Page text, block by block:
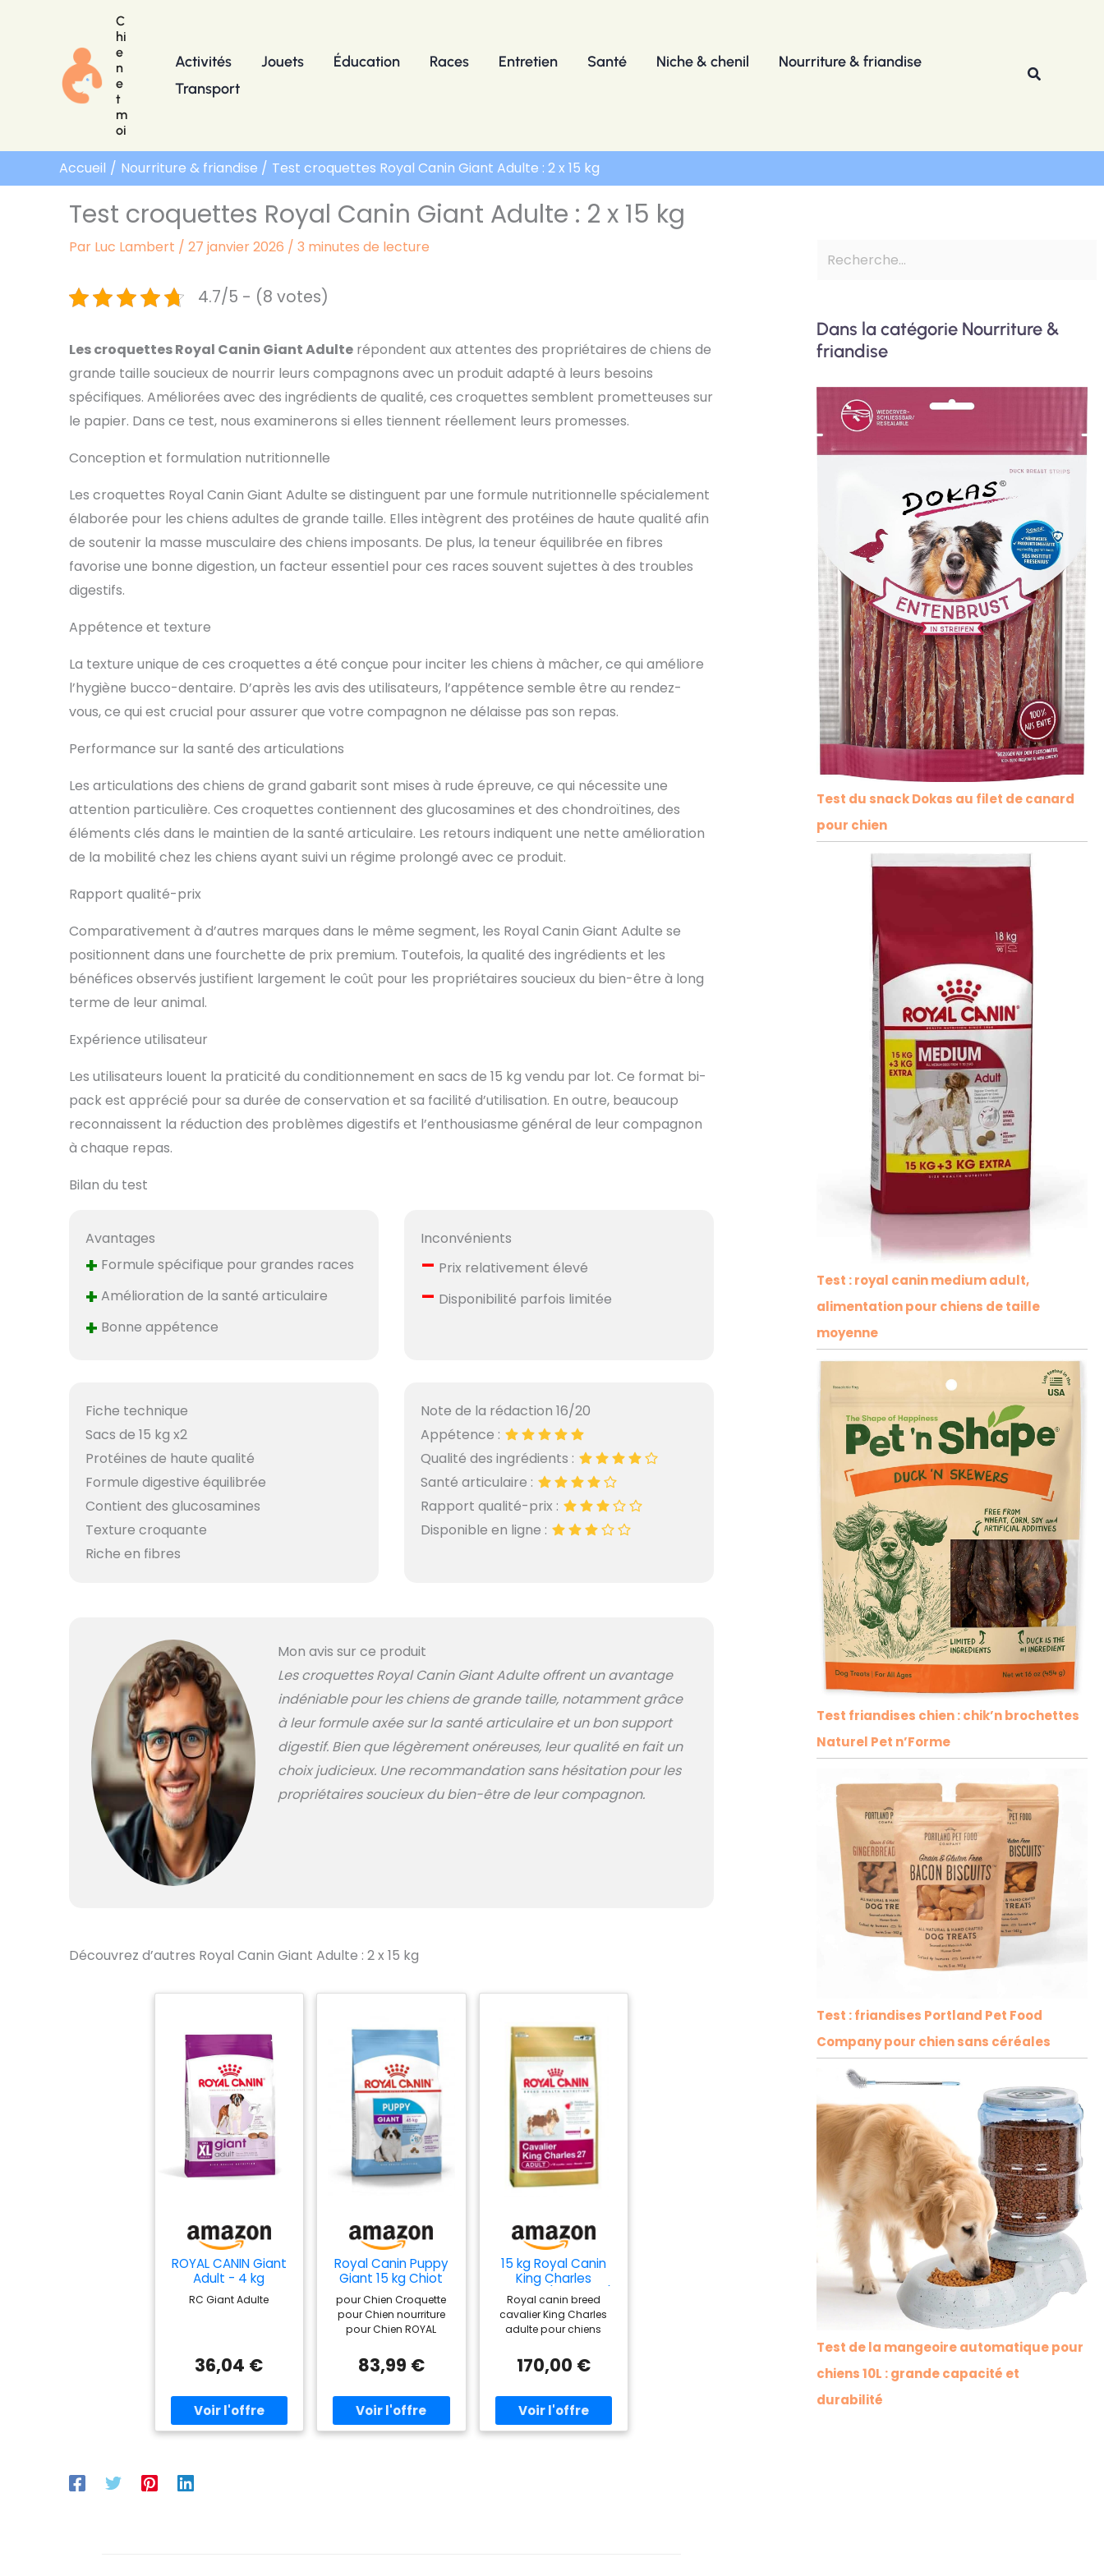
C
hi
e
n
e
t
m
oi
Activités Jouets Éducation Races Entretien Santé Niche & chenil
Nourriture & friandise
Transport
Accueil Nourriture & friandise Test croquettes Royal Canin Giant Adulte : 2 x 15 kg
Test croquettes Royal Canin Giant Adulte : 2 x 15 kg
Par Luc Lambert / 27 janvier 2026 / 3 minutes de lecture
4.7/5 - (8 votes)
Les croquettes Royal Canin Giant Adulte répondent aux attentes des propriétaires de chiens de
grande taille soucieux de nourrir leurs compagnons avec un produit adapté à leurs besoins
spécifiques. Améliorées avec des ingrédients de qualité, ces croquettes semblent prometteuses sur
le papier. Dans ce test, nous examinerons si elles tiennent réellement leurs promesses.
Conception et formulation nutritionnelle
Les croquettes Royal Canin Giant Adulte se distinguent par une formule nutritionnelle spécialement
élaborée pour les chiens adultes de grande taille. Elles intègrent des protéines de haute qualité afin
de soutenir la masse musculaire des chiens imposants. De plus, la teneur équilibrée en fibres
favorise une bonne digestion, un facteur essentiel pour ces races souvent sujettes à des troubles
digestifs.
Appétence et texture
La texture unique de ces croquettes a été conçue pour inciter les chiens à mâcher, ce qui améliore
l’hygiène bucco-dentaire. D’après les avis des utilisateurs, l’appétence semble être au rendez-
vous, ce qui est crucial pour assurer que votre compagnon ne délaisse pas son repas.
Performance sur la santé des articulations
Les articulations des chiens de grand gabarit sont mises à rude épreuve, ce qui nécessite une
attention particulière. Ces croquettes contiennent des glucosamines et des chondroïtines, des
éléments clés dans le maintien de la santé articulaire. Les retours indiquent une nette amélioration
de la mobilité chez les chiens ayant suivi un régime prolongé avec ce produit.
Rapport qualité-prix
Comparativement à d’autres marques dans le même segment, les Royal Canin Giant Adulte se
positionnent dans une fourchette de prix premium. Toutefois, la qualité des ingrédients et les
bénéfices observés justifient largement le coût pour les propriétaires soucieux du bien-être à long
terme de leur animal.
Expérience utilisateur
Les utilisateurs louent la praticité du conditionnement en sacs de 15 kg vendu par lot. Ce format bi-
pack est apprécié pour sa durée de conservation et sa facilité d’utilisation. En outre, beaucoup
reconnaissent la réduction des problèmes digestifs et l’enthousiasme général de leur compagnon
à chaque repas.
Bilan du test
Avantages
+ Formule spécifique pour grandes races
+ Amélioration de la santé articulaire
+ Bonne appétence
Inconvénients
– Prix relativement élevé
– Disponibilité parfois limitée
Fiche technique
Sacs de 15 kg x2
Protéines de haute qualité
Formule digestive équilibrée
Contient des glucosamines
Texture croquante
Riche en fibres
Note de la rédaction 16/20
Appétence :
Qualité des ingrédients :
Santé articulaire :
Rapport qualité-prix :
Disponible en ligne :
Mon avis sur ce produit
Les croquettes Royal Canin Giant Adulte offrent un avantage
indéniable pour les chiens de grande taille, notamment grâce
à leur formule axée sur la santé articulaire et un bon support
digestif. Bien que légèrement onéreuses, leur qualité en fait un
choix judicieux. Une recommandation sans hésitation pour les
propriétaires soucieux du bien-être de leur compagnon.
Découvrez d’autres Royal Canin Giant Adulte : 2 x 15 kg
ROYAL CANIN Giant
Adult - 4 kg
RC Giant Adulte
36,04 €
Royal Canin Puppy
Giant 15 kg Chiot
Volaille, Riz,
Légumes
pour Chien Croquette
pour Chien nourriture
pour Chien ROYAL
83,99 €
15 kg Royal Canin
King Charles
Cavalier (2 x 7.5 kg)
Royal canin breed
cavalier King Charles
adulte pour chiens
développé avec les
exigences
particulières de la race
à l'esprit : Renforcer les
fonctions cardiaques :
170,00 €
c
Dans la catégorie Nourriture &
friandise
Test du snack Dokas au filet de canard
pour chien
Test : royal canin medium adult,
alimentation pour chiens de taille
moyenne
Test friandises chien : chik’n brochettes
Naturel Pet n’Forme
Test : friandises Portland Pet Food
Company pour chien sans céréales
Test de la mangeoire automatique pour
chiens 10L : grande capacité et
durabilité